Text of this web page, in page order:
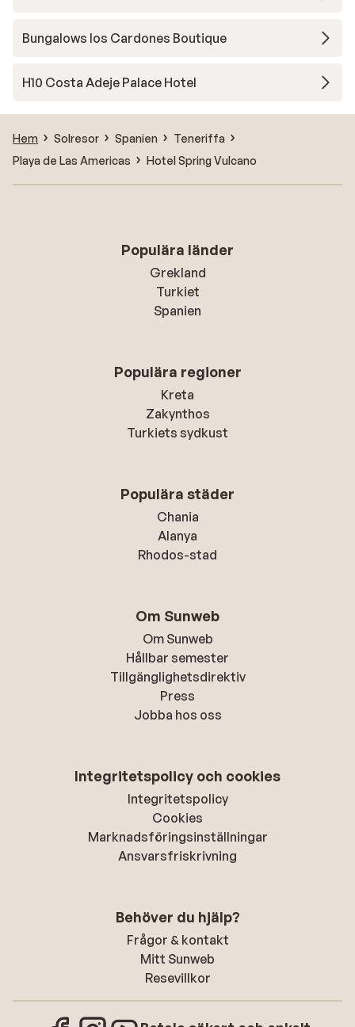
Bungalows los Cardones Boutique
H10 Costa Adeje Palace Hotel
Hem Solresor Spanien
Teneriffa
Playa de Las Americas
Hotel Spring Vulcano
Populära länder
Grekland
Turkiet
Spanien
Populära regioner
Kreta
Zakynthos
Turkiets sydkust
Populära städer
Chania
Alanya
Rhodos-stad
Om Sunweb
Om Sunweb
Hållbar semester
Tillgänglighetsdirektiv
Press
Jobba hos oss
Integritetspolicy och cookies
Integritetspolicy
Cookies
Marknadsföringsinställningar
Ansvarsfriskrivning
Behöver du hjälp?
Frågor & kontakt
Mitt Sunweb
Resevillkor